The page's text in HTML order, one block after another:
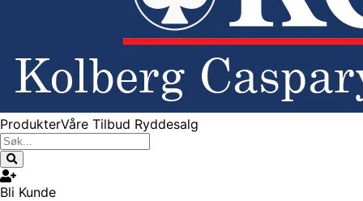
ProdukterVåre Tilbud Ryddesalg
Bli Kunde